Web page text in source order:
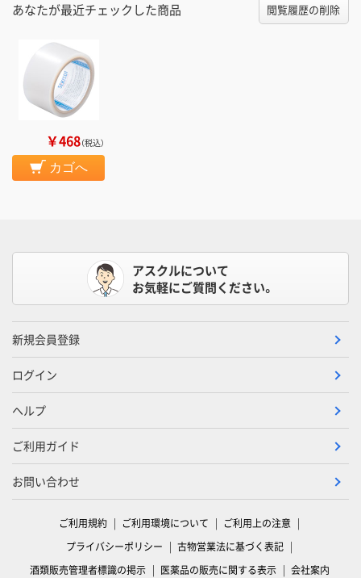
あなたが最近チェックした商品 閲覧履歴の削除
￥468（税込）
カゴへ
アスクルについて
お気軽にご質問ください。
新規会員登録
ログイン
ヘルプ
ご利用ガイド
お問い合わせ
ご利用規約 ご利用環境について
ご利用上の注意
プライバシーポリシー
古物営業法に基づく表記
酒類販売管理者標識の掲示
医薬品の販売に関する表示 会社案内